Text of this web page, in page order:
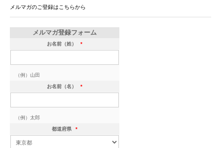
メルマガのご登録はこちらから
メルマガ登録フォーム
お名前（姓） *
（例）山田
お名前（名） *
（例）太郎
都道府県 *